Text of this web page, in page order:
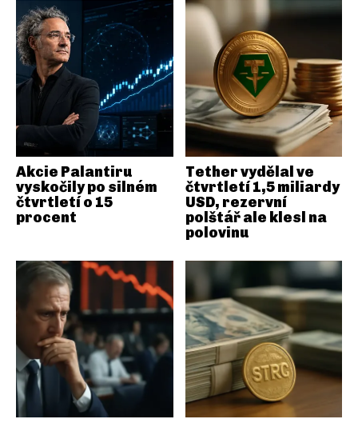
Akcie Palantiru
vyskočily po silném
čtvrtletí o 15
procent
Tether vydělal ve
čtvrtletí 1,5 miliardy
USD, rezervní
polštář ale klesl na
polovinu